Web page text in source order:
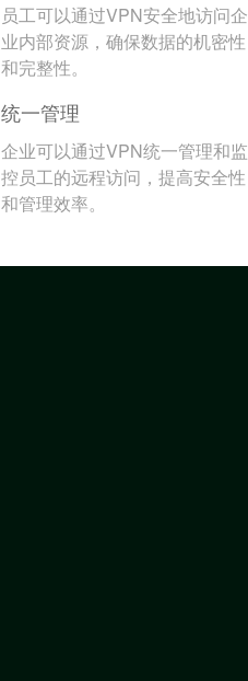
员工可以通过VPN安全地访问企
业内部资源，确保数据的机密性
和完整性。
统一管理
企业可以通过VPN统一管理和监
控员工的远程访问，提高安全性
和管理效率。